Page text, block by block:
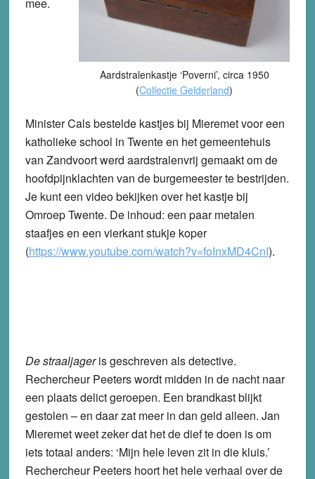
Aardstralenkastje ‘Poverni’, circa 1950
(Collectie Gelderland)
Minister Cals bestelde kastjes bij Mieremet voor een
katholieke school in Twente en het gemeentehuis
van Zandvoort werd aardstralenvrij gemaakt om de
hoofdpijnklachten van de burgemeester te bestrijden.
Je kunt een video bekijken over het kastje bij
Omroep Twente. De inhoud: een paar metalen
staafjes en een vierkant stukje koper
(https://www.youtube.com/watch?v=foInxMD4CnI).
De straaljageris geschreven als detective.
Rechercheur Peeters wordt midden in de nacht naar
een plaats delict geroepen. Een brandkast blijkt
gestolen – en daar zat meer in dan geld alleen. Jan
Mieremet weet zeker dat het de dief te doen is om
iets totaal anders: ‘Mijn hele leven zit in die kluis.’
Rechercheur Peeters hoort het hele verhaal over de